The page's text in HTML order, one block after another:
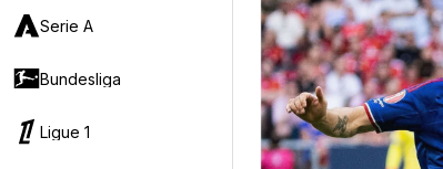
Serie A
Bundesliga
Ligue 1